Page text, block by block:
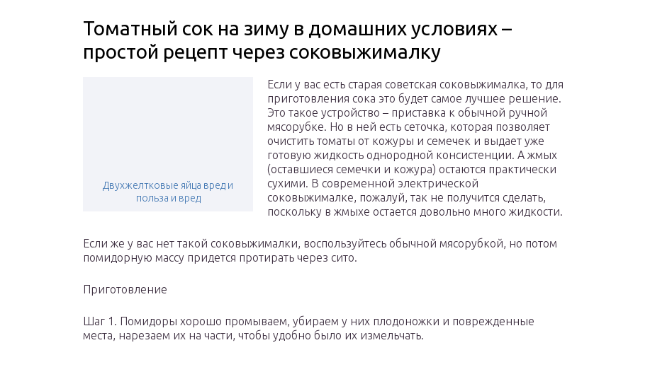
Томатный сок на зиму в домашних условиях –
простой рецепт через соковыжималку
Двухжелтковые яйца вред и
польза и вред
Если у вас есть старая советская соковыжималка, то для
приготовления сока это будет самое лучшее решение.
Это такое устройство – приставка к обычной ручной
мясорубке. Но в ней есть сеточка, которая позволяет
очистить томаты от кожуры и семечек и выдает уже
готовую жидкость однородной консистенции. А жмых
(оставшиеся семечки и кожура) остаются практически
сухими. В современной электрической
соковыжималке, пожалуй, так не получится сделать,
поскольку в жмыхе остается довольно много жидкости.
Если же у вас нет такой соковыжималки, воспользуйтесь обычной мясорубкой, но потом
помидорную массу придется протирать через сито.
Приготовление
Шаг 1. Помидоры хорошо промываем, убираем у них плодоножки и поврежденные
места, нарезаем их на части, чтобы удобно было их измельчать.